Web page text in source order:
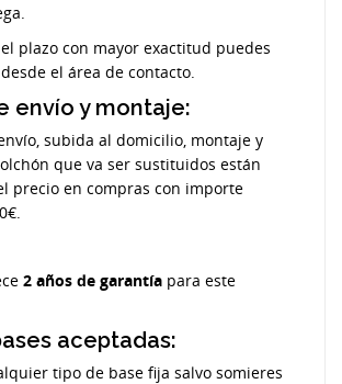
plazo con mayor exactitud puedes
el área de contacto.
envío y montaje:
subida al domicilio, montaje y
que va ser sustituidos están
precio en compras con importe
2 años de garantía para este
aceptadas:
tipo de base fija salvo somieres